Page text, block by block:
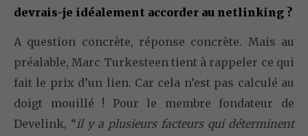
devrais-je idéalement accorder au netlinking ?
A question concrète, réponse concrète. Mais au
préalable, Marc Turkesteen tient à rappeler ce qui
fait le prix d’un lien. Car cela n’est pas calculé au
doigt mouillé ! Pour le membre fondateur de
Develink, “il y a plusieurs facteurs qui déterminent